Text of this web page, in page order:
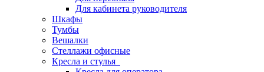
Для кабинета руководителя
Шкафы
Тумбы
Вешалки
Стеллажи офисные
Кресла и стулья